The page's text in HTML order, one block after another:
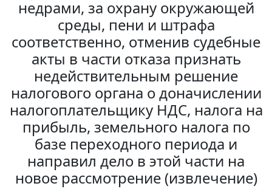
недрами, за охрану окружающей
среды, пени и штрафа
соответственно, отменив судебные
акты в части отказа признать
недействительным решение
налогового органа о доначислении
налогоплательщику НДС, налога на
прибыль, земельного налога по
базе переходного периода и
направил дело в этой части на
новое рассмотрение (извлечение)